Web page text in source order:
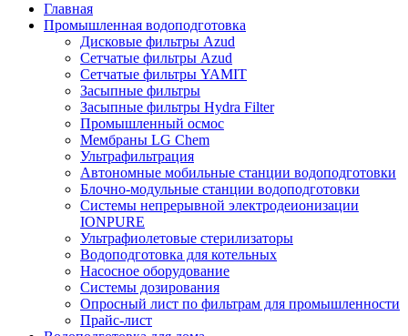
Главная
Промышленная водоподготовка
Дисковые фильтры Azud
Сетчатые фильтры Azud
Сетчатые фильтры YAMIT
Засыпные фильтры
Засыпные фильтры Hydra Filter
Промышленный осмос
Мембраны LG Chem
Ультрафильтрация
Автономные мобильные станции водоподготовки
Блочно-модульные станции водоподготовки
Системы непрерывной электродеионизации
IONPURE
Ультрафиолетовые стерилизаторы
Водоподготовка для котельных
Насосное оборудование
Системы дозирования
Опросный лист по фильтрам для промышленности
Прайс-лист